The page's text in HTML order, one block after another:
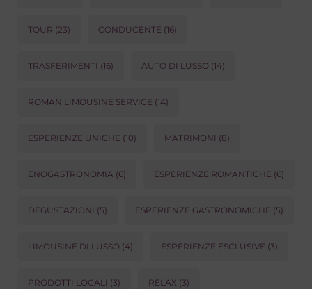
TOUR (23) CONDUCENTE (16)
TRASFERIMENTI (16) AUTO DI LUSSO (14)
ROMAN LIMOUSINE SERVICE (14)
ESPERIENZE UNICHE (10) MATRIMONI (8)
ENOGASTRONOMIA (6) ESPERIENZE ROMANTICHE (6)
DEGUSTAZIONI (5) ESPERIENZE GASTRONOMICHE (5)
LIMOUSINE DI LUSSO (4) ESPERIENZE ESCLUSIVE (3)
PRODOTTI LOCALI (3) RELAX (3)